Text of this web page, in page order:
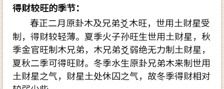
得财较旺的季节：
春正二月原卦木及兄弟爻木旺，世用土财星受
制，得财较轻薄。夏季火子孙旺生世用土财星，秋
季金官旺制木兄弟，木兄弟爻弱绝无力制土财星，
夏秋二季可得旺财。冬季水生原卦兄弟木来制世用
土财星之气，财星土处休囚之气，故冬季得财相对